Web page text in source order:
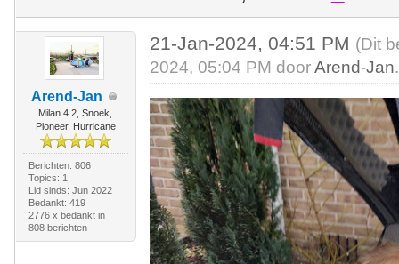
Arend-Jan
Milan 4.2, Snoek,
Pioneer, Hurricane
Berichten: 806
Topics: 1
Lid sinds: Jun 2022
Bedankt: 419
2776 x bedankt in
808 berichten
21-Jan-2024, 04:51 PM (Dit
2024, 05:04 PM doorArend-Jan